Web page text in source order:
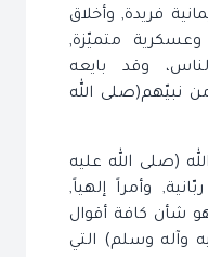
فريدة, وأخلاق
متميّزة,
وقد بايعه
نبيّهم(صلى الله
(صلى الله عليه
وأمراً إلهياً,
شأن كافة أقوال
وآله وسلم) التي